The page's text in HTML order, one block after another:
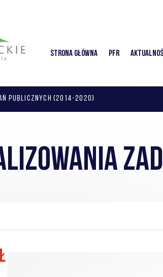
Strona główna PFR
PUBLICZNYCH (2014-2020)